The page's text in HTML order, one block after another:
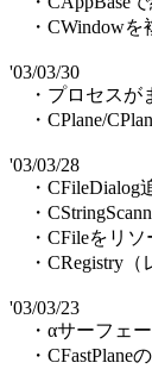
・CWindowを
'03/03/30
・プロセスが
・CPlane/
'03/03/28
・CFileDialog
・
・CFileをリソ
・CRegistry（
'03/03/23
・αサーフェー
・CFastPlane